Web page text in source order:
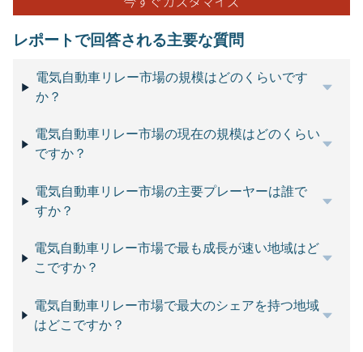
レポートで回答される主要な質問
電気自動車リレー市場の規模はどのくらいです
か？
電気自動車リレー市場の現在の規模はどのくらい
ですか？
電気自動車リレー市場の主要プレーヤーは誰で
すか？
電気自動車リレー市場で最も成長が速い地域はど
こですか？
電気自動車リレー市場で最大のシェアを持つ地域
はどこですか？